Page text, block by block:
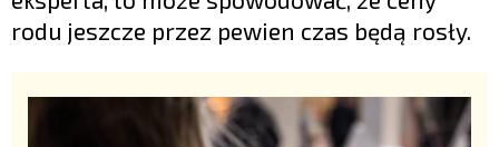
rodu jeszcze przez pewien czas będą rosły.